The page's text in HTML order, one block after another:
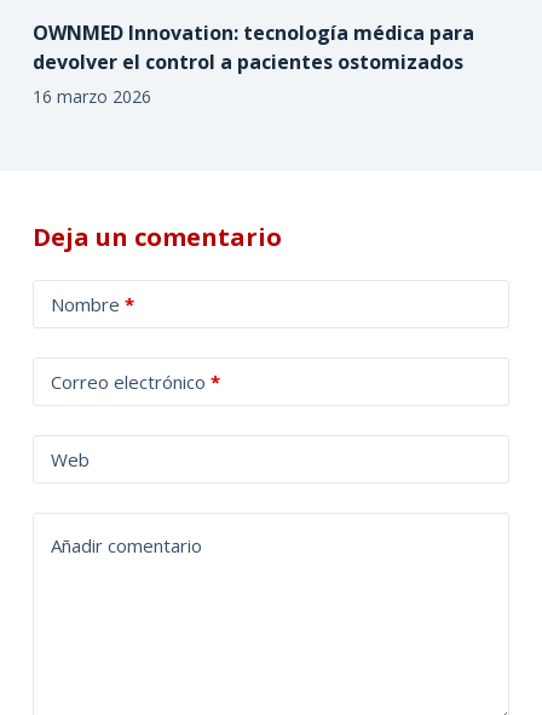
OWNMED Innovation: tecnología médica para
devolver el control a pacientes ostomizados
16 marzo 2026
Deja un comentario
Nombre *
Correo electrónico *
Web
Añadir comentario
l
t
a
t